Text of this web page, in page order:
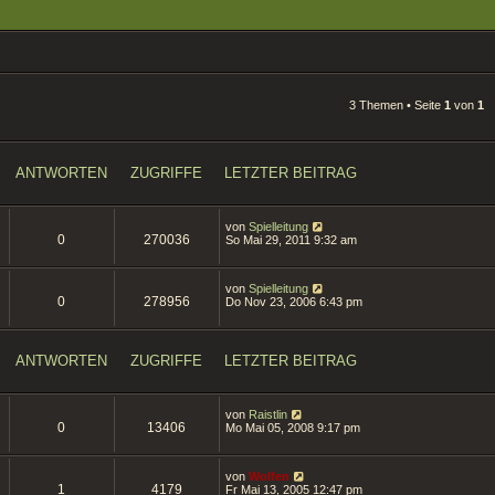
3 Themen • Seite 1 von 1
ANTWORTEN ZUGRIFFE LETZTER BEITRAG
0 270036
von Spielleitung
So Mai 29, 2011 9:32 am
0 278956
von Spielleitung
Do Nov 23, 2006 6:43 pm
ANTWORTEN ZUGRIFFE LETZTER BEITRAG
0 13406
von Raistlin
Mo Mai 05, 2008 9:17 pm
1 4179
von Wolfen
Fr Mai 13, 2005 12:47 pm